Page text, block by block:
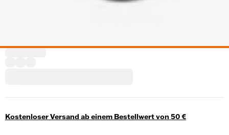
Kostenloser Versand ab einem Bestellwert von 50 €